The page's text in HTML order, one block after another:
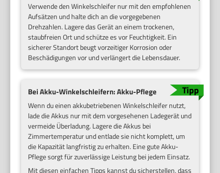
Verwende den Winkelschleifer nur mit den empfohlenen
Aufsätzen und halte dich an die vorgegebenen
Drehzahlen. Lagere das Gerät an einem trockenen,
staubfreien Ort und schütze es vor Feuchtigkeit. Ein
sicherer Standort beugt vorzeitiger Korrosion oder
Beschädigungen vor und verlängert die Lebensdauer.
Bei Akku-Winkelschleifern: Akku-Pflege
Wenn du einen akkubetriebenen Winkelschleifer nutzt,
lade die Akkus nur mit dem vorgesehenen Ladegerät und
vermeide Überladung. Lagere die Akkus bei
Zimmertemperatur und entlade sie nicht komplett, um
die Kapazität langfristig zu erhalten. Eine gute Akku-
Pflege sorgt für zuverlässige Leistung bei jedem Einsatz.
Mit diesen einfachen Tipps kannst du sicherstellen, dass